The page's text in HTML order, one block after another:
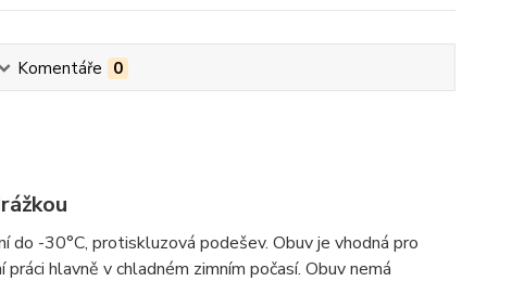
Komentáře 0
-30°C, protiskluzová podešev. Obuv je vhodná pro
hlavně v chladném zimním počasí. Obuv nemá